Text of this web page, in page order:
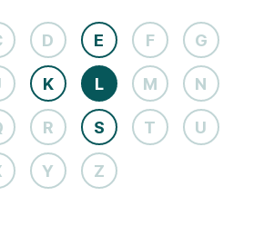
D E F G
K L M N
R S T U
Y Z